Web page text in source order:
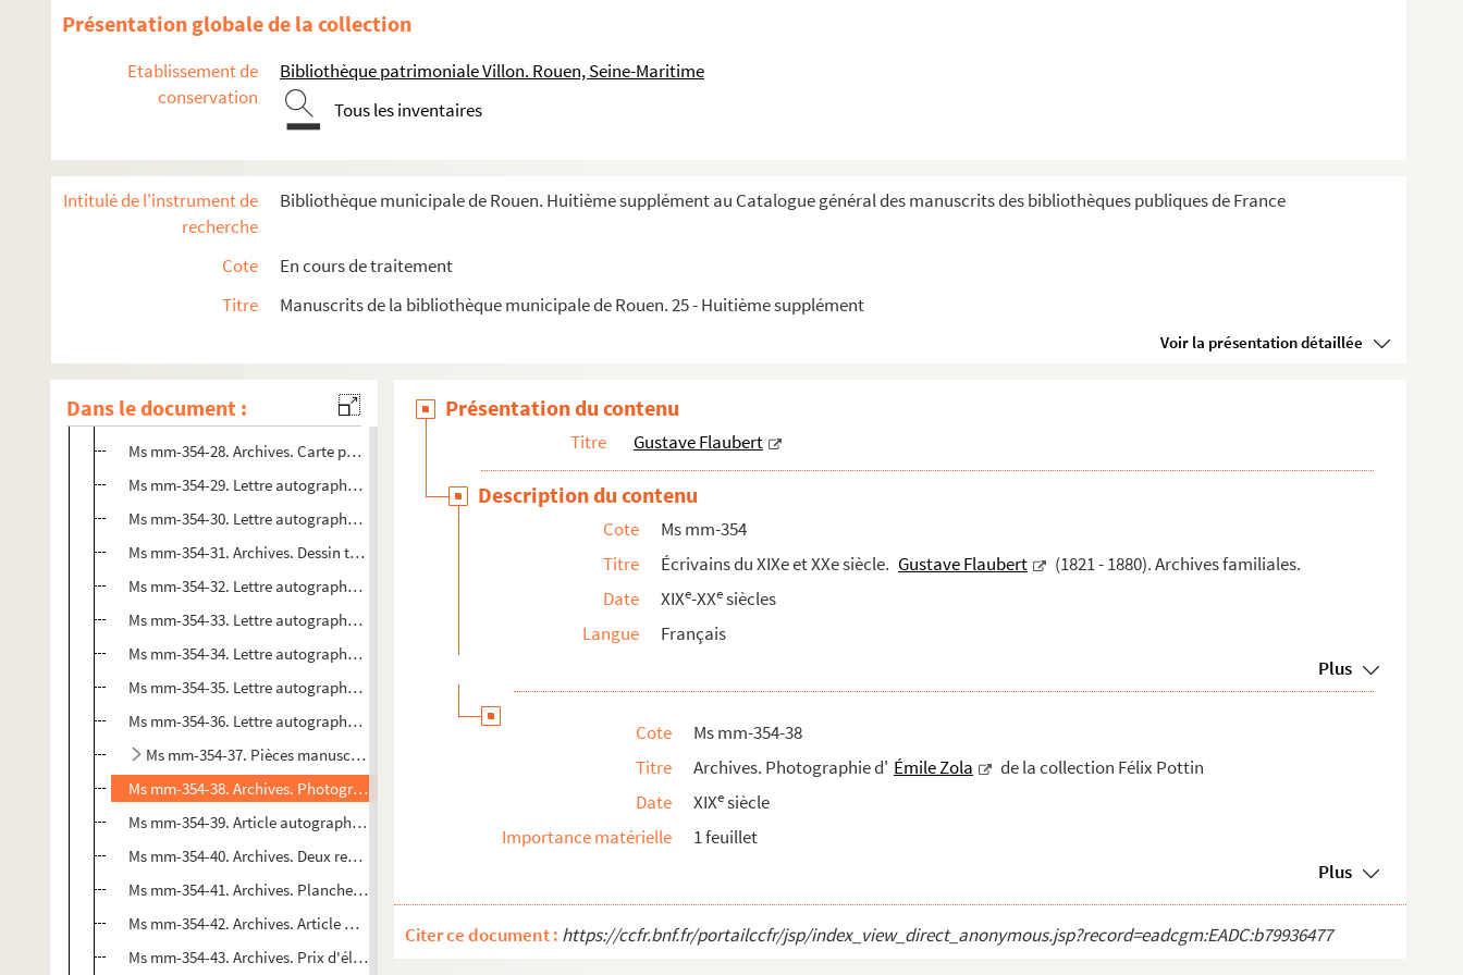
Présentation globale de la collection
Etablissement de
conservation
Bibliothèque patrimoniale Villon. Rouen, Seine-Maritime
Tous les inventaires
Intitulé de l'instrument de
recherche
Bibliothèque municipale de Rouen. Huitième supplément au Catalogue général des manuscrits des bibliothèques publiques de France
Cote
En cours de traitement
Titre
Manuscrits de la bibliothèque municipale de Rouen. 25 - Huitième supplément
Voir la présentation détaillée
Dans le document :
Ms mm-354-15. Lettre autographe signée Caroline Franklin-Grout
Ms mm-354-17. Archives. Carte postale autographe signée
Ms mm-354-18. Archives. Portrait de femmes
Ms mm-354-20. Archives. Carte postale "Environs de Ry (Seine-Inf.) / "
Ms mm-354-21. Lettre autographe signée Jules Duplan
Ms mm-354-24. Lettre autographe signée Alphonse Karr
Ms mm-354-26. Archives. Dossier de coupures de presse concernant Louis Bouilhet
Ms mm-354-27. Lettre autographe signée Louis Bouilhet à monsieur Bourdillot
Ms mm-354-28. Archives. Carte postale autographe signée "La Normandie - "La C.P.A.M. / ROUEN - Statue et Fontaine...
Ms mm-354-29. Lettre autographe signée Louis Bouilhet à un confrère
Ms mm-354-30. Lettre autographe signée Isidore Lebrun à Guillaume-Stanislas Trébutien
Ms mm-354-31. Archives. Dessin titré "
Ms mm-354-32. Lettre autographe signée Maxime Du Camp
Ms mm-354-33. Lettre autographe signée Pierre-Ernest Pinard
Ms mm-354-34. Lettre autographe signée Pierre-Ernest Pinard
Ms mm-354-35. Lettre autographe signée Caroline Franklin-Grout
Ms mm-354-36. Lettre autographe signée Calmann Levy
Ms mm-354-37. Pièces manuscrites relatives à l'encrier de Gustave Flaubert acheté par Sacha Guitry
Ms mm-354-38. Archives. Photographie d'Émile Zola de la collection Félix Pottin
Ms mm-354-39. Article autographe signé Jean Royère : "Un important manuscrit inédit de Flaubert"
Ms mm-354-40. Archives. Deux reproductions de Gustave Flaubert par Eugène Giraud
Ms mm-354-41. Archives. Planches illustrant une représentation de
Ms mm-354-42. Archives. Article manuscrit de Jérôme et Jean Tharaud : "Un ami des Goncourt et de Flaubert - Charl...
Ms mm-354-43. Archives. Prix d'éloquence de M. Chaumeix : "Le génie de Flaubert"
Présentation du contenu
Titre Gustave Flaubert
Description du contenu
Cote
Ms mm-354
Titre
Écrivains du XIXe et XXe siècle. Gustave Flaubert
(1821 - 1880). Archives familiales.
Date
XIXe-XXesiècles
Langue
Français
Plus
Cote
Ms mm-354-38
Titre
Archives. Photographie d' Émile Zola
de la collection Félix Pottin
Date
XIXesiècle
Importance matérielle
1 feuillet
Plus
Citer ce document : https://ccfr.bnf.fr/portailccfr/jsp/index_view_direct_anonymous.jsp?record=eadcgm:EADC:b79936477